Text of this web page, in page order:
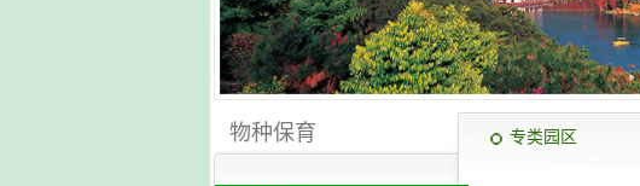
专类园区
物种保育